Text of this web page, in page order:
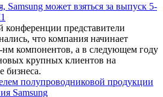
Samsung может взяться за выпуск 5-
конференции представители
что компания начинает
нм компонентов, а в следующем году
крупных клиентов на
бизнеса.